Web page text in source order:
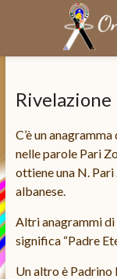
contenuto
Rivelazione
C’è un
nelle parole Pari
ottiene una N.
albanese.
Altri anagrammi di
significa “Padre
Un altro è Padrino